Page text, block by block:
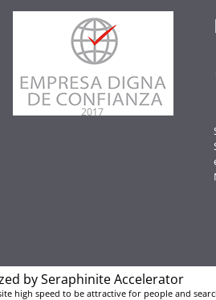
by Seraphinite Accelerator
high speed to be attractive for people and